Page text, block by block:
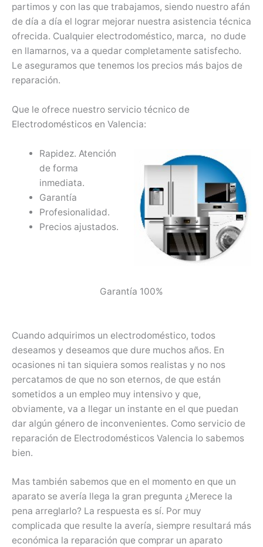
partimos y con las que trabajamos, siendo nuestro afán
de día a día el lograr mejorar nuestra asistencia técnica
ofrecida. Cualquier electrodoméstico, marca, no dude
en llamarnos, va a quedar completamente satisfecho.
Le aseguramos que tenemos los precios más bajos de
reparación.
Que le ofrece nuestro servicio técnico de
Electrodomésticos en Valencia:
Rapidez. Atención
de forma
inmediata.
Garantía
Profesionalidad.
Precios ajustados.
Garantía 100%
Cuando adquirimos un electrodoméstico, todos
deseamos y deseamos que dure muchos años. En
ocasiones ni tan siquiera somos realistas y no nos
percatamos de que no son eternos, de que están
sometidos a un empleo muy intensivo y que,
obviamente, va a llegar un instante en el que puedan
dar algún género de inconvenientes. Como servicio de
reparación de Electrodomésticos Valencia lo sabemos
bien.
Mas también sabemos que en el momento en que un
aparato se avería llega la gran pregunta ¿Merece la
pena arreglarlo? La respuesta es sí. Por muy
complicada que resulte la avería, siempre resultará más
económica la reparación que comprar un aparato